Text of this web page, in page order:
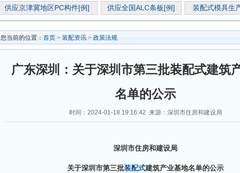
供应京津冀地区PC构件[例] 供应全国ALC条板[例] 装配式模具生
您当前的位置： 首页 > 装配资讯 > 政策法规
广东深圳：关于深圳市第三批装配式建筑
名单的公示
时间：2024-01-18 19:16:42 来源：深圳市住房和建设局
深圳市住房和建设局
关于深圳市第三批装配式建筑产业基地名单的公示